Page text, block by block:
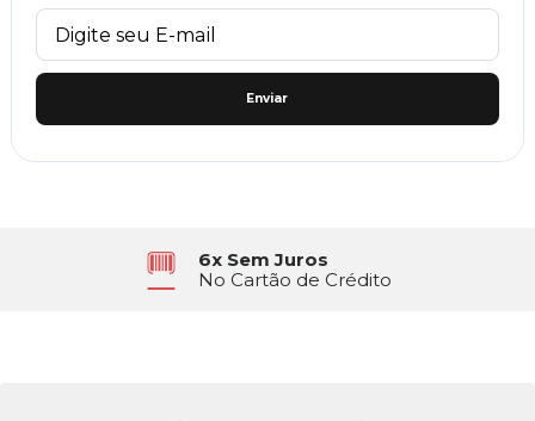
Enviar
6x Sem Juros
No Cartão de Crédito